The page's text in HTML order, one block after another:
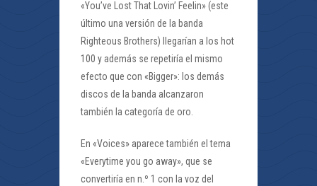
«You’ve Lost That Lovin’ Feelin» (este
último una versión de la banda
Righteous Brothers) llegarían a los hot
100 y además se repetiría el mismo
efecto que con «Bigger»: los demás
discos de la banda alcanzaron
también la categoría de oro.
En «Voices» aparece también el tema
«Everytime you go away», que se
convertiría en n.º 1 con la voz del